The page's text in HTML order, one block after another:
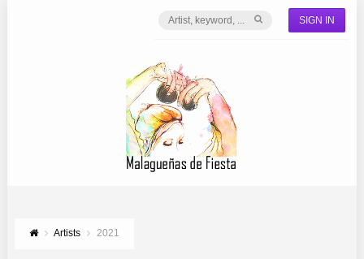
SIGN IN
Artists 2021